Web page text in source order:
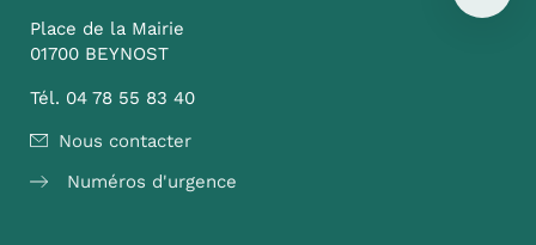
Place de la Mairie
01700 BEYNOST
Tél. 04 78 55 83 40
Nous contacter
Numéros d'urgence